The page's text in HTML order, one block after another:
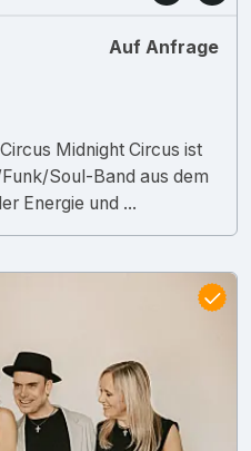
Auf Anfrage
Midnight Circus ist
Soul-Band aus dem
Energie und ...